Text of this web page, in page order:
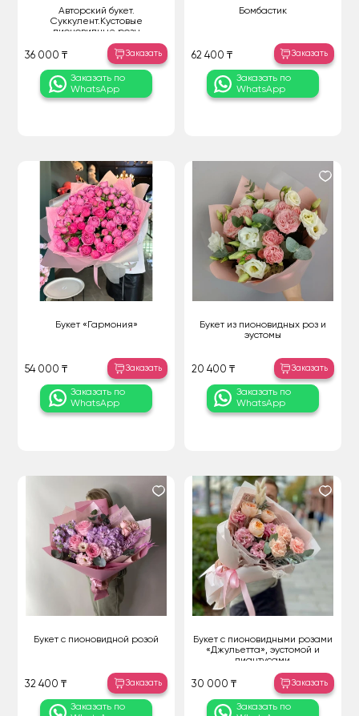
Авторский букет.
Суккулент.Кустовые
пионовидные розы
36 000 ₸ Заказать
Заказать по
WhatsApp
Бомбастик
62 400 ₸ Заказать
Заказать по
WhatsApp
Букет «Гармония»
54 000 ₸ Заказать
Заказать по
WhatsApp
Букет из пионовидных роз и
эустомы
20 400 ₸ Заказать
Заказать по
WhatsApp
Букет с пионовидной розой
32 400 ₸ Заказать
Заказать по
Букет с пионовидными розами
«Джульетта», эустомой и
диантусами
30 000 ₸ Заказать
Заказать по